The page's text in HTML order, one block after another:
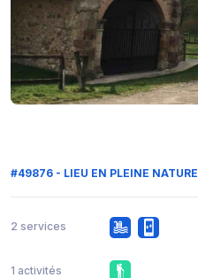
#49876 - LIEU EN PLEINE NATURE
2 services
1 activités